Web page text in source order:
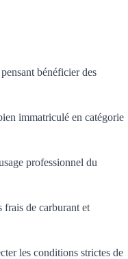
bénéficier des
immatriculé en catégorie
professionnel du
de carburant et
les conditions strictes de